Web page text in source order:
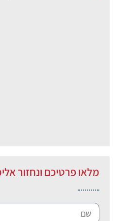
מלאו פרטיכם ונחזור